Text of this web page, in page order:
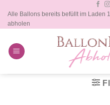
Inhalt
springen
Alle Ballons bereits befüllt im Laden
abholen